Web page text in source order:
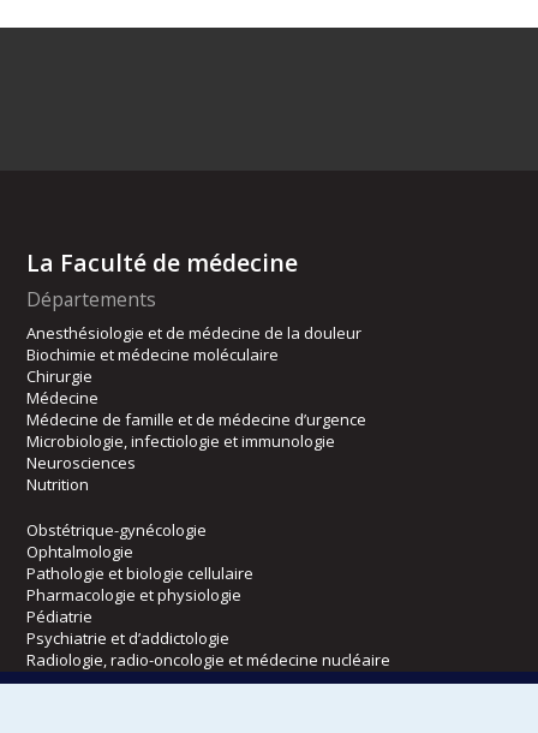
La Faculté de médecine
Départements
Anesthésiologie et de médecine de la douleur
Biochimie et médecine moléculaire
Chirurgie
Médecine
Médecine de famille et de médecine d’urgence
Microbiologie, infectiologie et immunologie
Neurosciences
Nutrition
Obstétrique-gynécologie
Ophtalmologie
Pathologie et biologie cellulaire
Pharmacologie et physiologie
Pédiatrie
Psychiatrie et d’addictologie
Radiologie, radio-oncologie et médecine nucléaire